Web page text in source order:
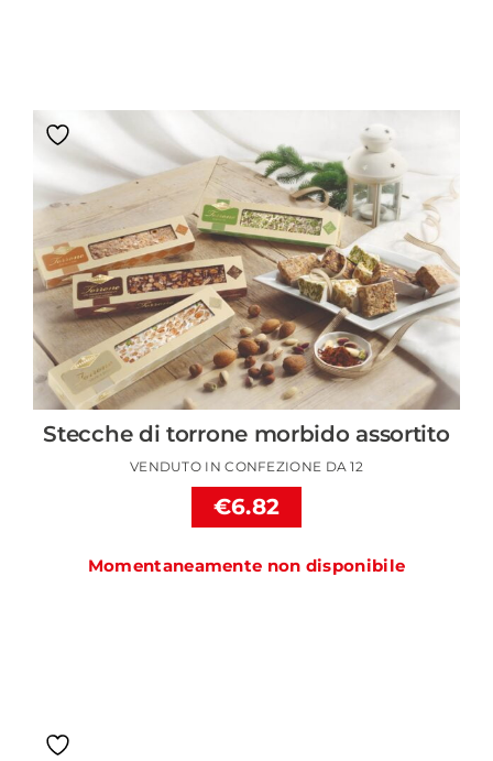
Stecche di torrone morbido assortito
VENDUTO IN CONFEZIONE DA 12
€6.82
Momentaneamente non disponibile